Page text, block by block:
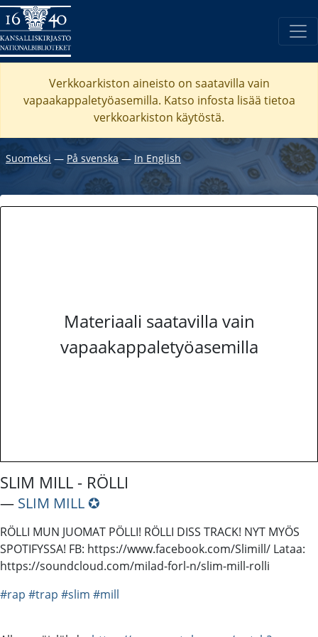
Verkkoarkiston aineisto on saatavilla vain
vapaakappaletyöasemilla. Katso infosta lisää tietoa
verkkoarkiston käytöstä.
Suomeksi ― På svenska ― In English
Materiaali saatavilla vain
vapaakappaletyöasemilla
SLIM MILL - RÖLLI
― SLIM MILL ✪
RÖLLI MUN JUOMAT PÖLLI! RÖLLI DISS TRACK! NYT MYÖS
SPOTIFYSSA! FB: https://www.facebook.com/Slimill/ Lataa:
https://soundcloud.com/milad-forl-n/slim-mill-rolli
#rap #trap #slim #mill